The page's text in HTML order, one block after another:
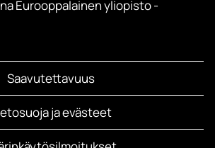
Eurooppalainen yliopisto -
Saavutettavuus
ja evästeet